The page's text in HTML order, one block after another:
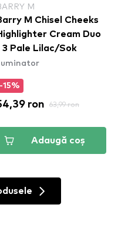
M
M Chisel Cheeks
Cream Duo
3 Pale Lilac/Sok
-15%
ron 63,99 ron
Adaugă coș